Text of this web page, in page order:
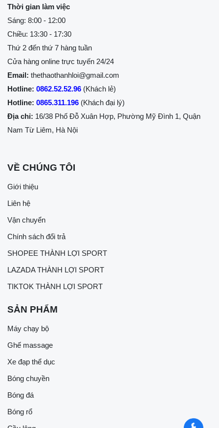
Thời gian làm việc
Sáng: 8:00 - 12:00
Chiều: 13:30 - 17:30
Thứ 2 đến thứ 7 hàng tuần
Cửa hàng online trực tuyến 24/24
Email: thethaothanhloi@gmail.com
Hotline: 0862.52.52.96 (Khách lẻ)
Hotline: 0865.311.196 (Khách đại lý)
Địa chỉ: 16/38 Phố Đỗ Xuân Hợp, Phường Mỹ Đình 1, Quận
Nam Từ Liêm, Hà Nội
VỀ CHÚNG TÔI
Giới thiệu
Liên hệ
Vận chuyển
Chính sách đổi trả
SHOPEE THÀNH LỢI SPORT
LAZADA THÀNH LỢI SPORT
TIKTOK THÀNH LỢI SPORT
SẢN PHẨM
Máy chạy bộ
Ghế massage
Xe đạp thể dục
Bóng chuyền
Bóng đá
Bóng rổ